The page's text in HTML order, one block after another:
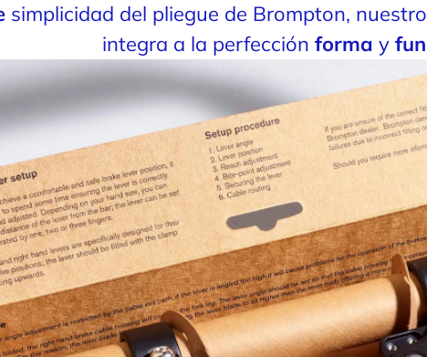
simplicidad del pliegue de Brompton,
integra a la perfección forma y